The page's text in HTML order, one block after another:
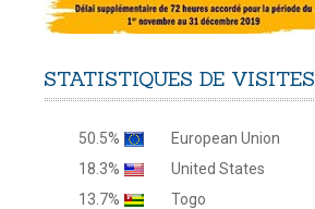
STATISTIQUES DE VISITES
50.5%
European Union
18.3%
United States
13.7%
Togo